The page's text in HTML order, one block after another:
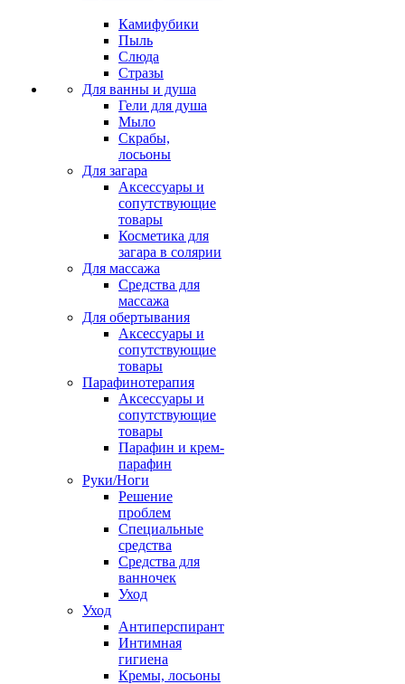
Камифубики
Пыль
Слюда
Стразы
Для ванны и душа
Гели для душа
Мыло
Скрабы,
лосьоны
Для загара
Аксессуары и
сопутствующие
товары
Косметика для
загара в солярии
Для массажа
Средства для
массажа
Для обертывания
Аксессуары и
сопутствующие
товары
Парафинотерапия
Аксессуары и
сопутствующие
товары
Парафин и крем-
парафин
Руки/Ноги
Решение
проблем
Специальные
средства
Средства для
ванночек
Уход
Уход
Антиперспирант
Интимная
гигиена
Кремы, лосьоны